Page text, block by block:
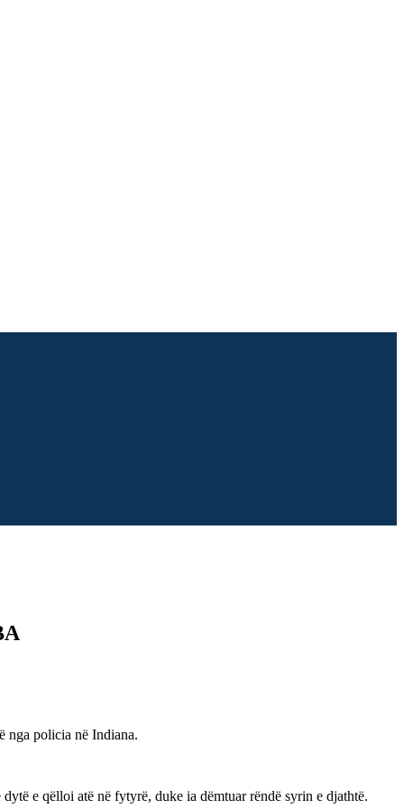
nga policia në Indiana.
e qëlloi atë në fytyrë, duke ia dëmtuar rëndë syrin e djathtë.